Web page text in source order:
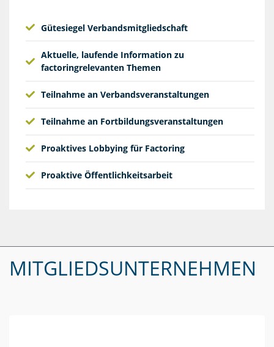
Gütesiegel Verbandsmitgliedschaft
Aktuelle, laufende Information zu
factoringrelevanten Themen
Teilnahme an Verbandsveranstaltungen
Teilnahme an Fortbildungsveranstaltungen
Proaktives Lobbying für Factoring
Proaktive Öffentlichkeitsarbeit
MITGLIEDSUNTERNEHMEN